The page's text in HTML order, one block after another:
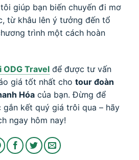
giúp bạn biến chuyến đi mơ
từ khâu lên ý tưởng đến tổ
trình một cách hoàn
ODG Travel để được tư vấn
giá tốt nhất cho tour đoàn
Hóa của bạn. Đừng để
gắn kết quý giá trôi qua – hãy
ngay hôm nay!